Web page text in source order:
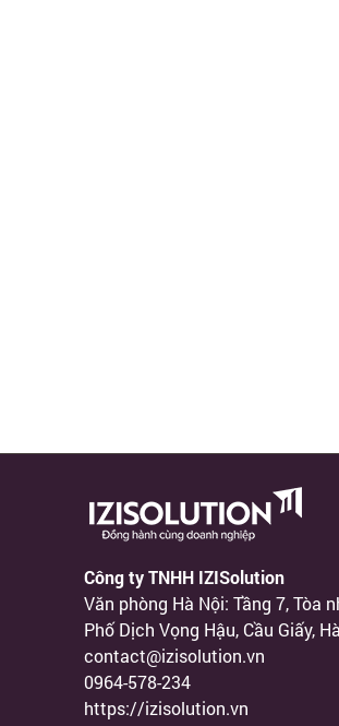
Công ty TNHH IZISolution
Văn phòng Hà Nội: Tầng 7, Tòa
Phố Dịch Vọng Hậu, Cầu Giấy,
contact@izisolution.vn
0964-578-234
https://izisolution.vn